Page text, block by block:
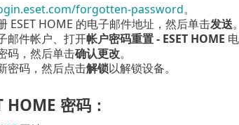
forgotten-password。
ESET HOME 的电子邮件地址，然后单击发送。
邮件帐户、打开帐户密码重置 - ESET HOME
码，然后单击确认更改。
密码，然后点击解锁以解锁设备。
HOME 密码：